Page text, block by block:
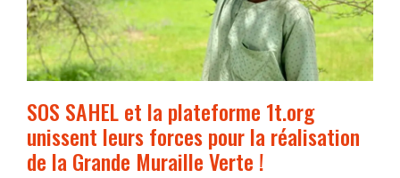
SOS SAHEL et la plateforme 1t.org
unissent leurs forces pour la réalisation
de la Grande Muraille Verte !